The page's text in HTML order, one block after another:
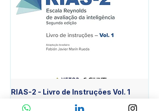
RIAS-2 - Livro de Instruções Vol. 1
Preço
R$ 640,00